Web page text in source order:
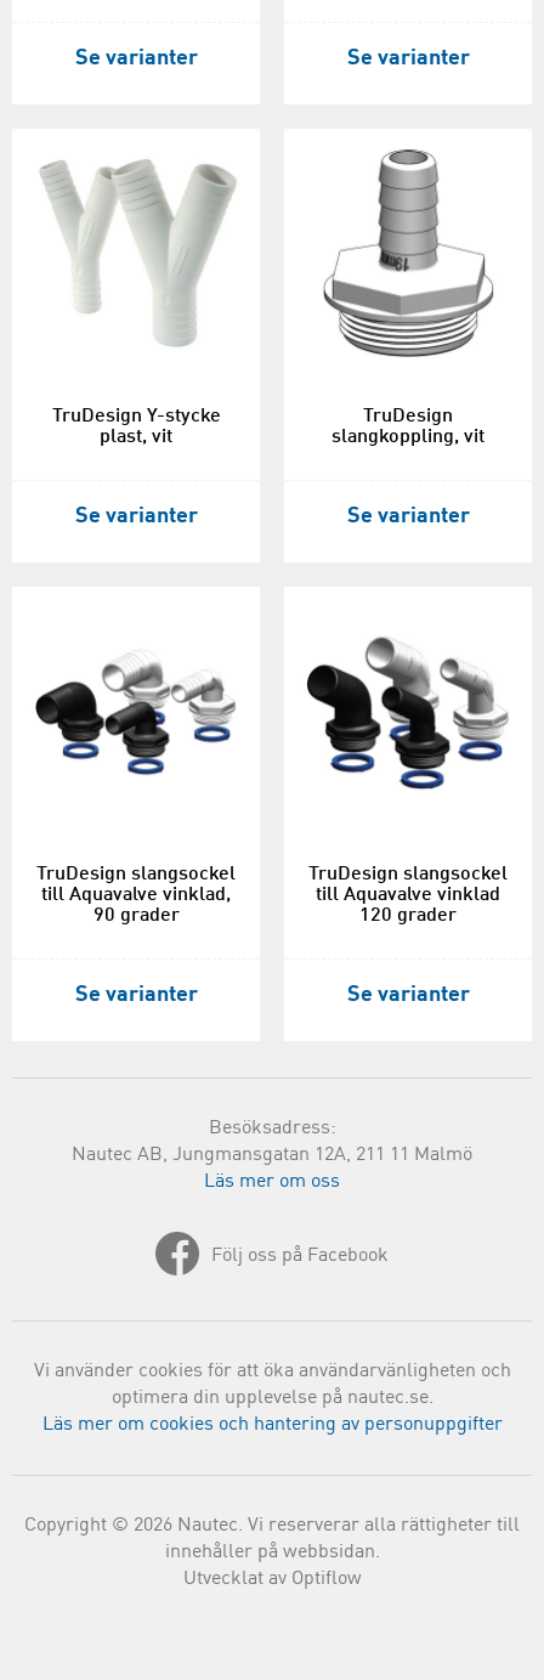
Se varianter Se varianter
TruDesign Y-stycke
plast, vit
Se varianter
TruDesign
slangkoppling, vit
Se varianter
TruDesign slangsockel
till Aquavalve vinklad,
90 grader
Se varianter
TruDesign slangsockel
till Aquavalve vinklad
120 grader
Se varianter
Besöksadress:
Nautec AB, Jungmansgatan 12A, 211 11 Malmö
Läs mer om oss
Följ oss på Facebook
Vi använder cookies för att öka användarvänligheten och
optimera din upplevelse på nautec.se.
Läs mer om cookies och hantering av personuppgifter
Copyright © 2026 Nautec. Vi reserverar alla rättigheter till
innehåller på webbsidan.
Utvecklat av Optiflow